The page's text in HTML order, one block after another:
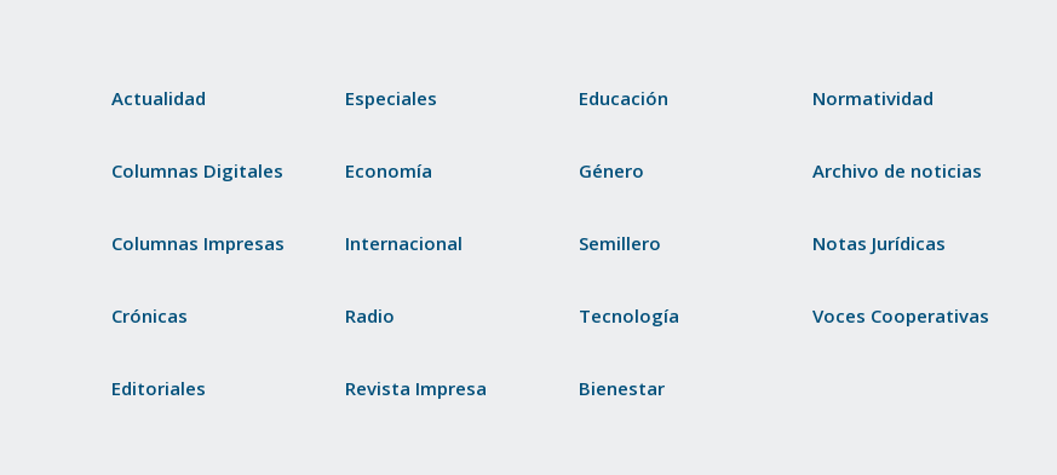
Actualidad
Columnas Digitales
Columnas Impresas
Crónicas
Editoriales
Especiales
Economía
Internacional
Radio
Revista Impresa
Educación
Género
Semillero
Tecnología
Bienestar
Normatividad
Archivo de noticias
Notas Jurídicas
Voces Cooperativas